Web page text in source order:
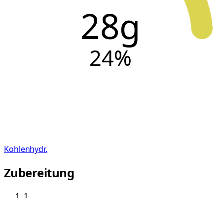
28g
24%
Kohlenhydr.
Zubereitung
1